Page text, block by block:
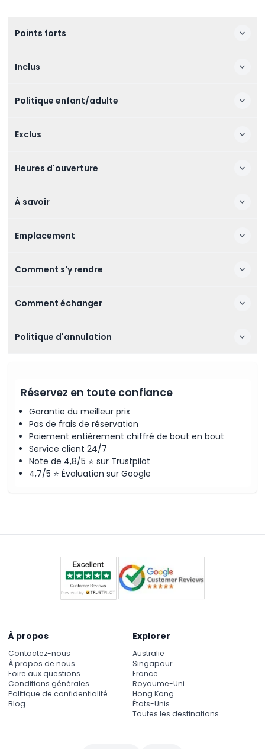
Points forts
Inclus
Politique enfant/adulte
Exclus
Heures d'ouverture
À savoir
Emplacement
Comment s'y rendre
Comment échanger
Politique d'annulation
Réservez en toute confiance
Garantie du meilleur prix
Pas de frais de réservation
Paiement entièrement chiffré de bout en bout
Service client 24/7
Note de 4,8/5 ⭐ sur Trustpilot
4,7/5 ⭐ Évaluation sur Google
À propos
Contactez-nous
À propos de nous
Foire aux questions
Conditions générales
Politique de confidentialité
Blog
Explorer
Australie
Singapour
France
Royaume-Uni
Hong Kong
États-Unis
Toutes les destinations